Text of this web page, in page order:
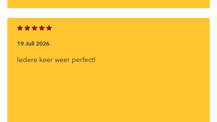
19 Juli 2026
Iedere keer weer perfect!